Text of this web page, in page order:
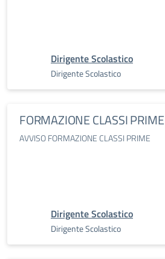
Dirigente Scolastico
Dirigente Scolastico
FORMAZIONE CLASSI PRIME
AVVISO FORMAZIONE CLASSI PRIME
Dirigente Scolastico
Dirigente Scolastico